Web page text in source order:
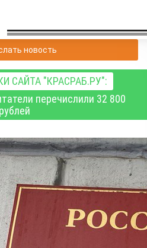
новость
САЙТА "КРАСРАБ.РУ":
перечислили 32 800
рублей
Владимира
из